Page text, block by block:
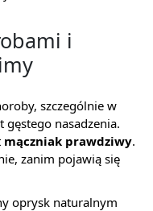
i
szczególnie w
nasadzenia.
mączniak prawdziwy.
zanim pojawią się
oprysk naturalnym